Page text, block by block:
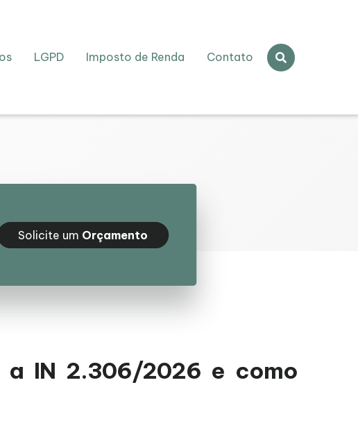
LGPD Imposto de Renda Contato
Solicite um Orçamento
a IN 2.306/2026 e como